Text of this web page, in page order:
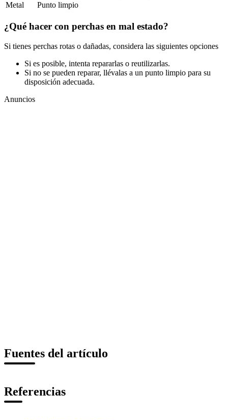
Metal
Punto limpio
¿Qué hacer con perchas en mal estado?
Si tienes perchas rotas o dañadas, considera las siguientes opciones
Si es posible, intenta repararlas o reutilizarlas.
Si no se pueden reparar, llévalas a un punto limpio para su
disposición adecuada.
Anuncios
Fuentes del artículo
Referencias